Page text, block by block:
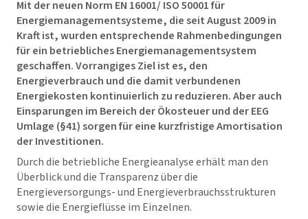
Mit der neuen Norm EN 16001/ ISO 50001 für
Energiemanagementsysteme, die seit August 2009 in
Kraft ist, wurden entsprechende Rahmenbedingungen
für ein betriebliches Energiemanagementsystem
geschaffen. Vorrangiges Ziel ist es, den
Energieverbrauch und die damit verbundenen
Energiekosten kontinuierlich zu reduzieren. Aber auch
Einsparungen im Bereich der Ökosteuer und der EEG
Umlage (§41) sorgen für eine kurzfristige Amortisation
der Investitionen.
Durch die betriebliche Energieanalyse erhält man den
Überblick und die Transparenz über die
Energieversorgungs- und Energieverbrauchsstrukturen
sowie die Energieflüsse im Einzelnen.